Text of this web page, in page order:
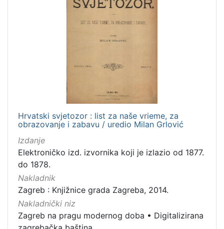
Hrvatski svjetozor : list za naše vrieme, za
obrazovanje i zabavu / uredio Milan Grlović
Izdanje
Elektroničko izd. izvornika koji je izlazio od 1877.
do 1878.
Nakladnik
Zagreb : Knjižnice grada Zagreba, 2014.
Nakladnički niz
Zagreb na pragu modernog doba • Digitalizirana